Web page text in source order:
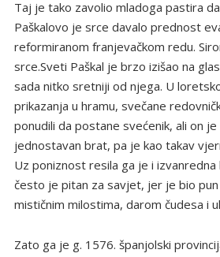
Taj je tako zavolio mladoga pastira
Paškalovo je srce davalo prednost
reformiranom franjevačkom redu.
srce.Sveti Paškal je brzo izišao na
sada nitko sretniji od njega. U
prikazanja u hramu, svečane
ponudili da postane svećenik, ali on
jednostavan brat, pa je kao takav
Uz poniznost resila ga je i
često je pitan za savjet, jer je bio
mističnim milostima, darom čudesa i
Zato ga je g. 1576. španjolski